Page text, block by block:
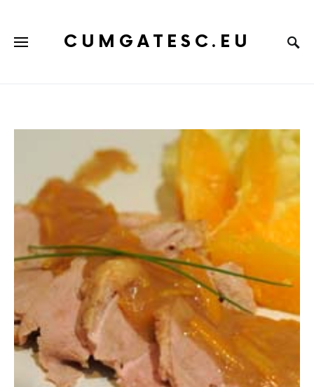
CUMGATESC.EU